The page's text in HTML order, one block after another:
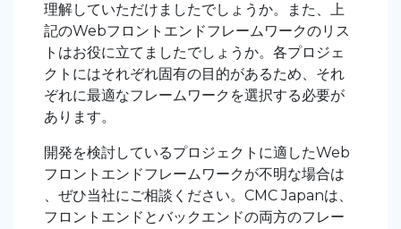
理解していただけましたでしょうか。また、上
記のWebフロントエンドフレームワークのリス
トはお役に立てましたでしょうか。各プロジェ
クトにはそれぞれ固有の目的があるため、それ
ぞれに最適なフレームワークを選択する必要が
あります。
開発を検討しているプロジェクトに適したWeb
フロントエンドフレームワークが不明な場合は
、ぜひ当社にご相談ください。CMC Japanは、
フロントエンドとバックエンドの両方のフレー